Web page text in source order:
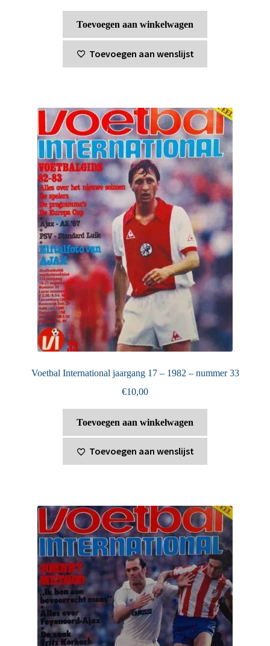
Toevoegen aan winkelwagen
Toevoegen aan wenslijst
Voetbal International jaargang 17 – 1982 – nummer 33
€10,00
Toevoegen aan winkelwagen
Toevoegen aan wenslijst